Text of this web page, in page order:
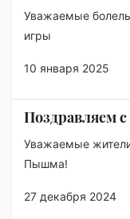
Уважаемые
игры
10 января 2025
Поздравляем
Уважаемые
Пышма!
27 декабря 2024